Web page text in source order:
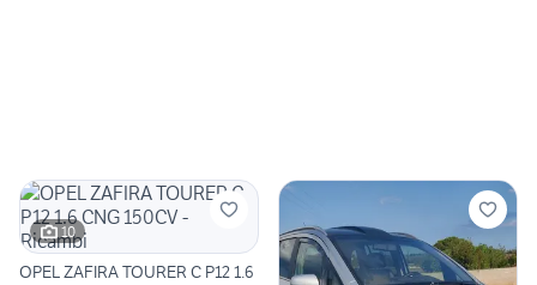
10
OPEL ZAFIRA TOURER C P12 1.6